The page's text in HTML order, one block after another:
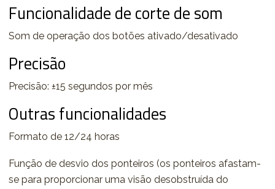
Funcionalidade de corte de som
Som de operação dos botões ativado/desativado
Precisão
Precisão: ±15 segundos por mês
Outras funcionalidades
Formato de 12/24 horas
Função de desvio dos ponteiros (os ponteiros afastam-
se para proporcionar uma visão desobstruída do